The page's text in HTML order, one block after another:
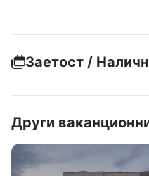
Заетост /
Други